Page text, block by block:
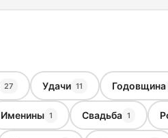
27 Удачи 11 Годовщина
Именины 1 Свадьба 1